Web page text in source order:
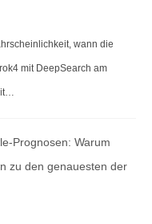
wann die
mit DeepSearch am
Prognosen: Warum
zu den genauesten der